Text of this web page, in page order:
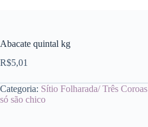
Abacate quintal kg
R$5,01
Categoria: Sítio Folharada/ Três Coroas
só são chico